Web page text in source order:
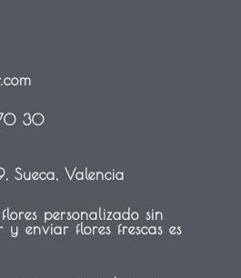
30
Sueca, Valencia
personalizado sin
y enviar flores frescas es